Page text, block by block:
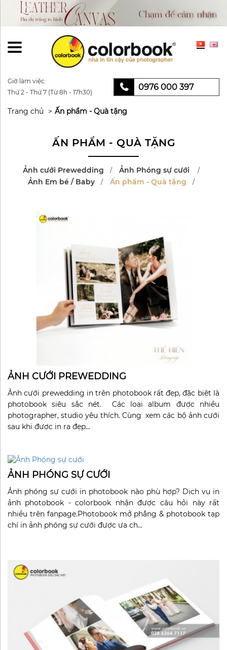
Giờ làm việc:
Thứ 2 - Thứ 7 (Từ 8h - 17h30)
0976 000 397
Trang chủ Ấn phẩm - Quà tặng
ẤN PHẨM - QUÀ TẶNG
Ảnh cưới Prewedding
Ảnh Phóng sự cưới
Ảnh Em bé / Baby
Ấn phẩm - Quà tặng
ẢNH CƯỚI PREWEDDING
Ảnh cưới prewedding in trên photobook rất đẹp, đặc biệt là
photobook siêu sắc nét. Các loại album được nhiều
photographer, studio yêu thích. Cùng xem các bộ ảnh cưới
sau khi được in ra đẹp...
ẢNH PHÓNG SỰ CƯỚI
Ảnh phóng sự cưới in photobook nào phù hợp? Dịch vụ in
ảnh photobook - colorbook nhận được câu hỏi này rất
nhiều trên fanpage.Photobook mở phẳng & photobook tạp
chí in ảnh phóng sự cưới được ưa ch...